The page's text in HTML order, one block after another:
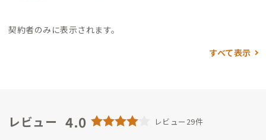
契約者のみに表示されます。
すべて表示
レビュー 4.0 レビュー29件